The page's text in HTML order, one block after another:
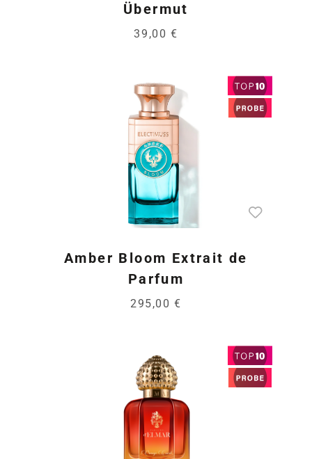
Übermut
39,00 €
Amber Bloom Extrait de
Parfum
295,00 €